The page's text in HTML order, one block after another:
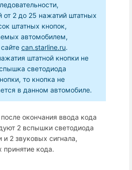
2 до 25 нажатий штатных
штатных кнопок,
автомобилем,
can.starline.ru.
штатной кнопки не
светодиода
то кнопка не
в данном автомобиле.
окончания ввода кода
2 вспышки светодиода
и 2 звуковых сигнала,
кода.